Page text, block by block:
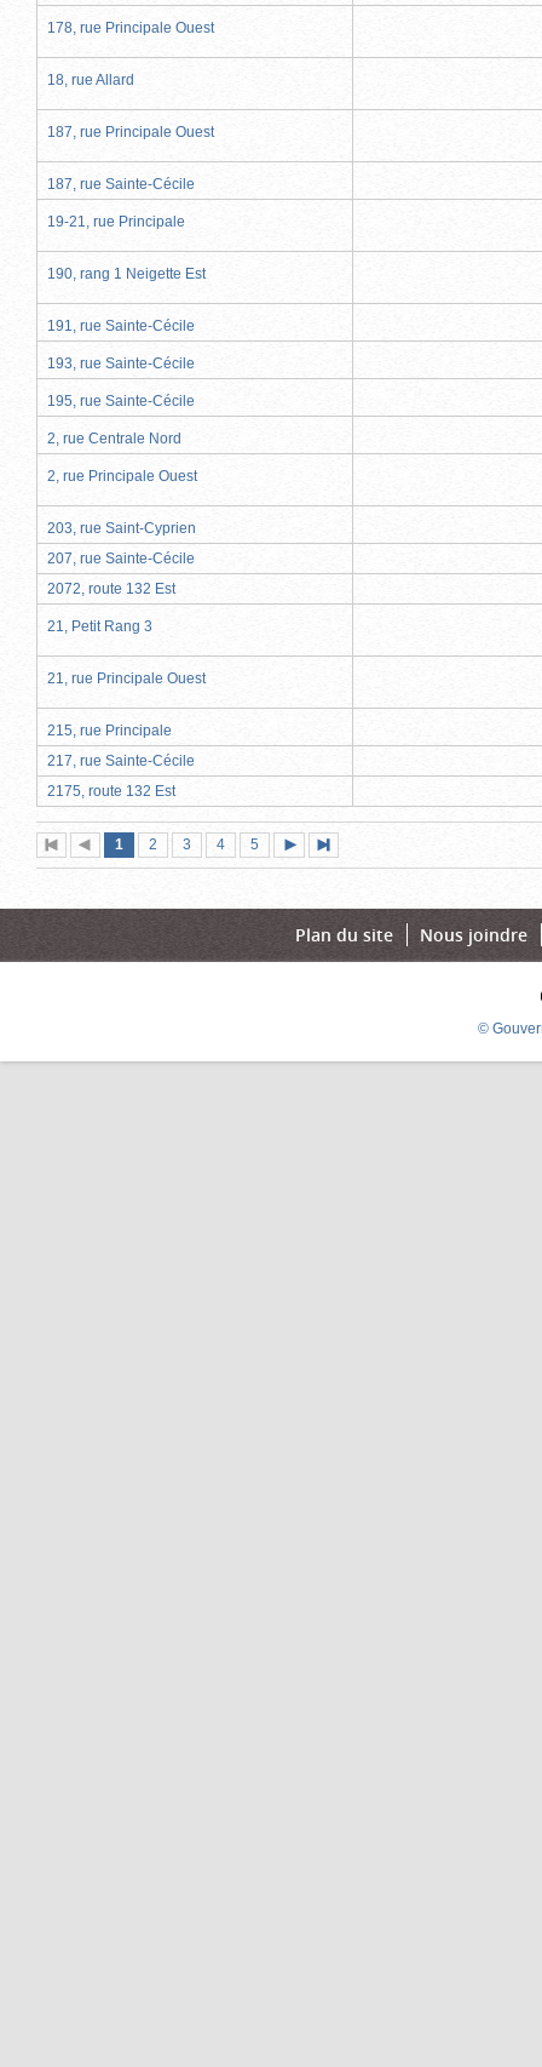
178, rue Principale Ouest
18, rue Allard
187, rue Principale Ouest
187, rue Sainte-Cécile
19-21, rue Principale
190, rang 1 Neigette Est
191, rue Sainte-Cécile
193, rue Sainte-Cécile
195, rue Sainte-Cécile
2, rue Centrale Nord
2, rue Principale Ouest
203, rue Saint-Cyprien
207, rue Sainte-Cécile
2072, route 132 Est
21, Petit Rang 3
21, rue Principale Ouest
215, rue Principale
217, rue Sainte-Cécile
2175, route 132 Est
Première
page
Page
précédente
Page
1 (page
actuelle)
Page
2 Page
3 Page
4 Page
5
suivante
page
Plan du site Nous joindre
©